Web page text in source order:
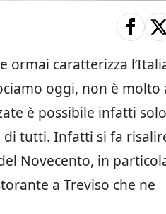
ormai caratterizza
oggi, non è molto
è possibile infatti
tutti. Infatti si fa
Novecento, in
a Treviso che ne